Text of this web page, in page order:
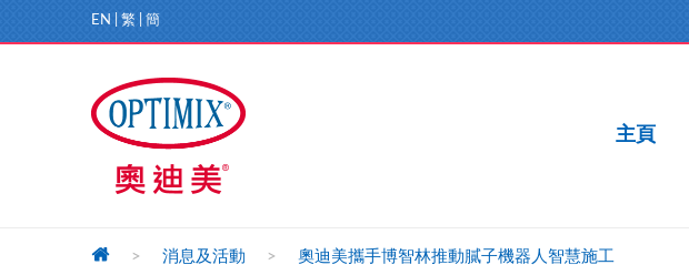
EN 繁 簡
主頁
> 消息及活動 > 奧迪美攜手博智林推動膩子機器人智慧施工